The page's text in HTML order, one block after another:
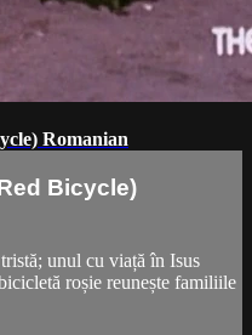
Romanian
Bicycle)
unul cu viață în Isus
roșie reunește familiile